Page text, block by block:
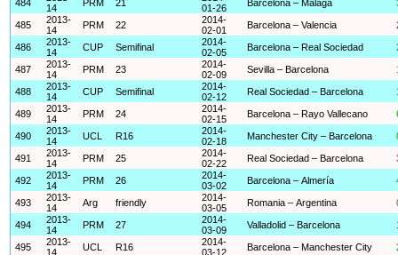
484
14
PRM 21
01-26
Barcelona – Málaga
485
2013-
14
PRM 22
2014-
02-01
Barcelona – Valencia
486
2013-
14
CUP Semifinal
2014-
02-05
Barcelona – Real Sociedad
487
2013-
14
PRM 23
2014-
02-09
Sevilla – Barcelona
488
2013-
14
CUP Semifinal
2014-
02-12
Real Sociedad – Barcelona
489
2013-
14
PRM 24
2014-
02-15
Barcelona – Rayo Vallecano
490
2013-
14
UCL R16
2014-
02-18
Manchester City – Barcelona
491
2013-
14
PRM 25
2014-
02-22
Real Sociedad – Barcelona
492
2013-
14
PRM 26
2014-
03-02
Barcelona – Almería
493
2013-
14
Arg friendly
2014-
03-05
Romania – Argentina
494
2013-
14
PRM 27
2014-
03-09
Valladolid – Barcelona
495
2013-
14
UCL R16
2014-
03-12
Barcelona – Manchester City